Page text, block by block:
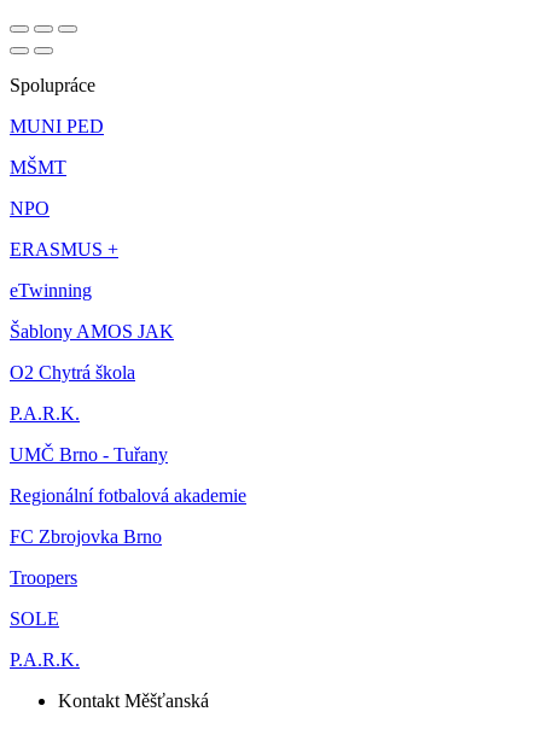
Spolupráce
MUNI PED
MŠMT
NPO
ERASMUS +
eTwinning
Šablony AMOS JAK
O2 Chytrá škola
P.A.R.K.
UMČ Brno - Tuřany
Regionální fotbalová akademie
FC Zbrojovka Brno
Troopers
SOLE
P.A.R.K.
Kontakt Měšťanská